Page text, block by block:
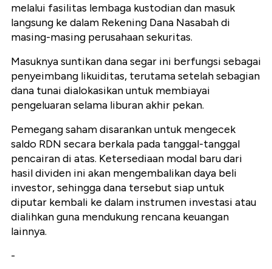
melalui fasilitas lembaga kustodian dan masuk
langsung ke dalam Rekening Dana Nasabah di
masing-masing perusahaan sekuritas.
Masuknya suntikan dana segar ini berfungsi sebagai
penyeimbang likuiditas, terutama setelah sebagian
dana tunai dialokasikan untuk membiayai
pengeluaran selama liburan akhir pekan.
Pemegang saham disarankan untuk mengecek
saldo RDN secara berkala pada tanggal-tanggal
pencairan di atas. Ketersediaan modal baru dari
hasil dividen ini akan mengembalikan daya beli
investor, sehingga dana tersebut siap untuk
diputar kembali ke dalam instrumen investasi atau
dialihkan guna mendukung rencana keuangan
lainnya.
-